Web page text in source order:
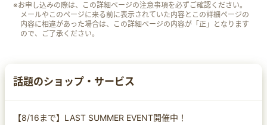
※お申し込みの際は、この詳細ページの注意事項を必ずご確認ください。
メールやこのページに来る前に表示されていた内容とこの詳細ページの
内容に相違があった場合は、この詳細ページの内容が「正」となります
ので、ご了承ください。
話題のショップ・サービス
【8/16まで】LAST SUMMER EVENT開催中！